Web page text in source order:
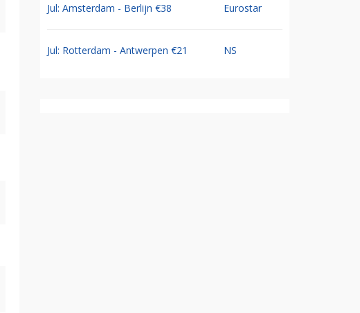
Jul: Amsterdam - Berlijn €38 Eurostar
Jul: Rotterdam - Antwerpen €21 NS